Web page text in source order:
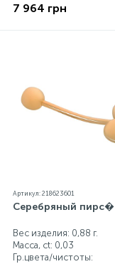
7 964 грн
Артикул: 218623601
Серебряный пирс�
Вес изделия: 0,88 г.
Масса, ct: 0,03
Гр.цвета/чистоты: